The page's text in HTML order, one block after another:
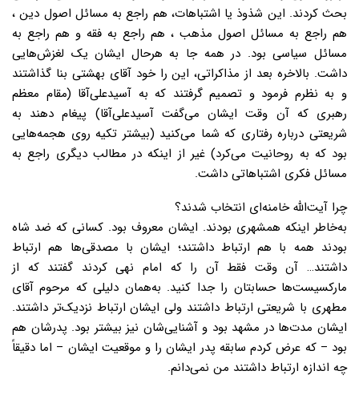
بحث کردند. این شذوذ یا اشتباهات، هم راجع به مسائل اصول دین ،
هم راجع به مسائل اصول مذهب ، هم راجع به فقه و هم راجع به
مسائل سیاسی بود. در همه جا به هرحال ایشان یک لغزش‌هایی
داشت. بالاخره بعد از مذاکراتی، این را خود آقای بهشتی بنا گذاشتند
و به‌ نظرم فرمود و تصمیم گرفتند که به آسیدعلی‌آقا (مقام معظم
رهبری که آن وقت ایشان می‌گفت آسیدعلی‌آقا) پیغام دهند به
شریعتی درباره رفتاری که شما می‌کنید (بیشتر تکیه روی هجمه‌هایی
بود که به روحانیت می‌کرد) غیر از اینکه در مطالب دیگری راجع به
مسائل فکری اشتباهاتی داشت.
چرا آیت‌الله خامنه‌ای انتخاب شدند؟
به‌خاطر اینکه همشهری بودند. ایشان معروف بود. کسانی که ضد شاه
بودند همه با هم ارتباط داشتند؛ ایشان با مصدقی‌ها‌ هم ارتباط
داشتند… آن وقت فقط آن را که امام نهی کردند گفتند که از
مارکسیست‌ها حسابتان را جدا کنید. به‌همان دلیلی که مرحوم آقای
مطهری با شریعتی ارتباط داشتند ولی ایشان ارتباط نزدیک‌تر داشتند.
ایشان مدت‌ها در مشهد بود و آشنایی‌شان نیز بیشتر بود. پدرشان هم
بود – که عرض کردم سابقه پدر ایشان را و موقعیت ایشان – اما دقیقاً
چه اندازه ارتباط داشتند من نمی‌دانم.